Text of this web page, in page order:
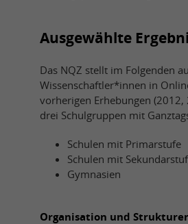
Ausgewählte
Das NQZ stellt im Folgenden
Wissenschaftler*innen in
vorherigen Erhebungen
drei Schulgruppen mit
Schulen mit Primarstufe
Schulen mit
Gymnasien
Organisation und